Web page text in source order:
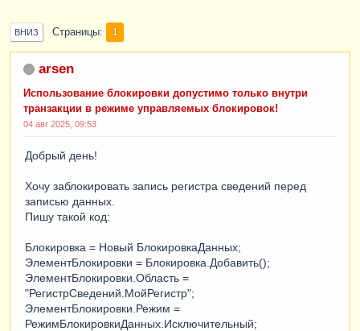
ВНИЗ Страницы 1
arsen
Использование блокировки допустимо только внутри
транзакции в режиме управляемых блокировок!
04 авг 2025, 09:53
Добрый день!
Хочу заблокировать запись регистра сведений перед
записью данных.
Пишу такой код:
Блокировка = Новый БлокировкаДанных;
ЭлементБлокировки = Блокировка.Добавить();
ЭлементБлокировки.Область =
"РегистрСведений.МойРегистр";
ЭлементБлокировки.Режим =
РежимБлокировкиДанных.Исключительный;